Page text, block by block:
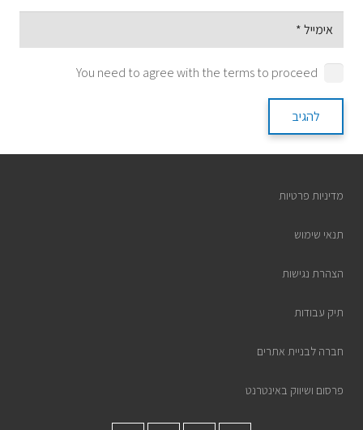
You need to agree with the terms to proceed
להגיב
מדיניות פרטיות
תנאי שימוש
הצהרת נגישות
תיק עבודות
חברה לבניית אתרים
פרסום ושיווק באינטרנט